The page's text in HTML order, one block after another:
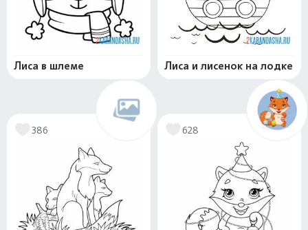
Лиса в шлеме Лиса и лисенок на лодке
386 628